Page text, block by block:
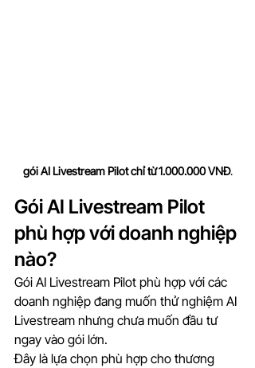
gói AI Livestream Pilot chỉ từ 1.000.000 VNĐ.
Gói AI Livestream Pilot
phù hợp với doanh nghiệp
nào?
Gói AI Livestream Pilot phù hợp với các
doanh nghiệp đang muốn thử nghiệm AI
Livestream nhưng chưa muốn đầu tư
ngay vào gói lớn.
Đây là lựa chọn phù hợp cho thương